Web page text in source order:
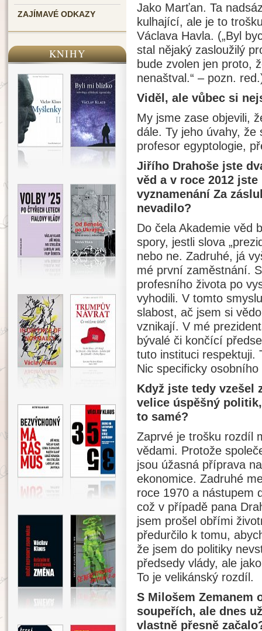
ZAJÍMAVÉ ODKAZY
KNIHY
Jako Marťan. Ta
kulhající, ale je to
Václava Havla. („Byl
stal nějaký zasloužilý
bude zvolen jen proto,
nenaštval.“ – pozn.
Viděl, ale vůbec si
My jsme zase objevili,
dále. Ty jeho úvahy,
profesor egyptologie,
Jiřího Drahoše jste
věd a v roce 2012
vyznamenání Za
nevadilo?
Do čela Akademie věd
spory, jestli slova
nebo ne. Zadruhé, já
mé první zaměstnání.
profesního života po
vyhodili. V tomto
slabost, ač jsem si
vznikají. V mé
bývalé či končící
tuto instituci respektuji.
Nic specificky
Když jste tedy vzešel
velice úspěšný
to samé?
Zaprvé je trošku rozdíl
vědami. Protože
jsou úžasná příprava
ekonomice. Zadruhé
roce 1970 a nástupem
což v případě pana
jsem prošel obřími
předurčilo k tomu,
že jsem do politiky
předsedy vlády, ale
To je velikánský rozdíl.
S Milošem Zemanem
soupeřích, ale dnes
vlastně přesně